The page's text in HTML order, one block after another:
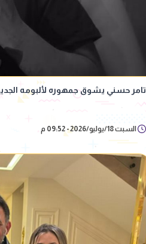
تامر حسني يشوق جمهوره لألبومه
السبت 18/يوليو/2026 - 09:52 م